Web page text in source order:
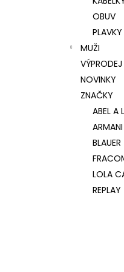
OBUV
PLAVKY
MUŽI
VÝPRODEJ
NOVINKY
ZNAČKY
ABEL A
LOLA
REPLAY
1 300 Kč
Původně:2